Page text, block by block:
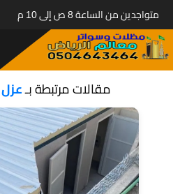
متواجدين من الساعة 8 ص إلى 10 م
مقالات مرتبطة بـ